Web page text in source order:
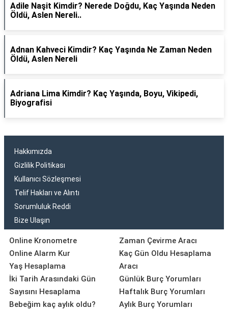
Adile Naşit Kimdir? Nerede Doğdu, Kaç Yaşında Neden
Öldü, Aslen Nereli..
Adnan Kahveci Kimdir? Kaç Yaşında Ne Zaman Neden
Öldü, Aslen Nereli
Adriana Lima Kimdir? Kaç Yaşında, Boyu, Vikipedi,
Biyografisi
Hakkımızda
Gizlilik Politikası
Kullanıcı Sözleşmesi
Telif Hakları ve Alıntı
Sorumluluk Reddi
Bize Ulaşın
Online Kronometre
Online Alarm Kur
Yaş Hesaplama
İki Tarih Arasındaki Gün
Sayısını Hesaplama
Bebeğim kaç aylık oldu?
Zaman Çevirme Aracı
Kaç Gün Oldu Hesaplama
Aracı
Günlük Burç Yorumları
Haftalık Burç Yorumları
Aylık Burç Yorumları